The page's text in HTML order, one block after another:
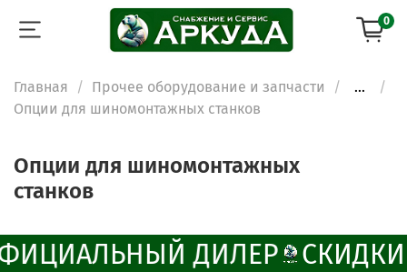
0
Главная Прочее оборудование и запчасти
...
Опции для шиномонтажных станков
Опции для шиномонтажных
станков
ДИЛЕР СКИДКИ